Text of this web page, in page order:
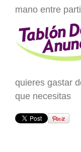
mano entre
quieres gastar
que necesitas